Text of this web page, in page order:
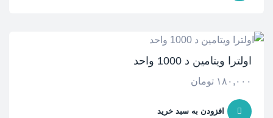
اولترا ویتامین د 1000 واحد
۱۸۰,۰۰۰ تومان
افزودن به سبد خرید